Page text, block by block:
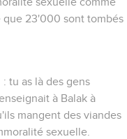
que 23'000 sont tombés
tu as là des gens
à Balak à
mangent des viandes
sexuelle.